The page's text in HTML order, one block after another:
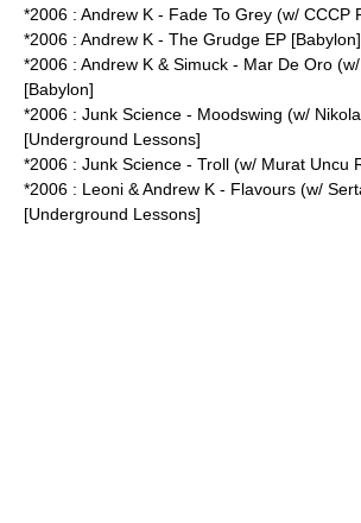
*2006 : Andrew K - Fade To Grey (w/ CCCP
*2006 : Andrew K - The Grudge EP [Babylon]
*2006 : Andrew K & Simuck - Mar De Oro
[Babylon]
*2006 : Junk Science - Moodswing (w/
[Underground Lessons]
*2006 : Junk Science - Troll (w/ Murat Uncu
*2006 : Leoni & Andrew K - Flavours (w/
[Underground Lessons]